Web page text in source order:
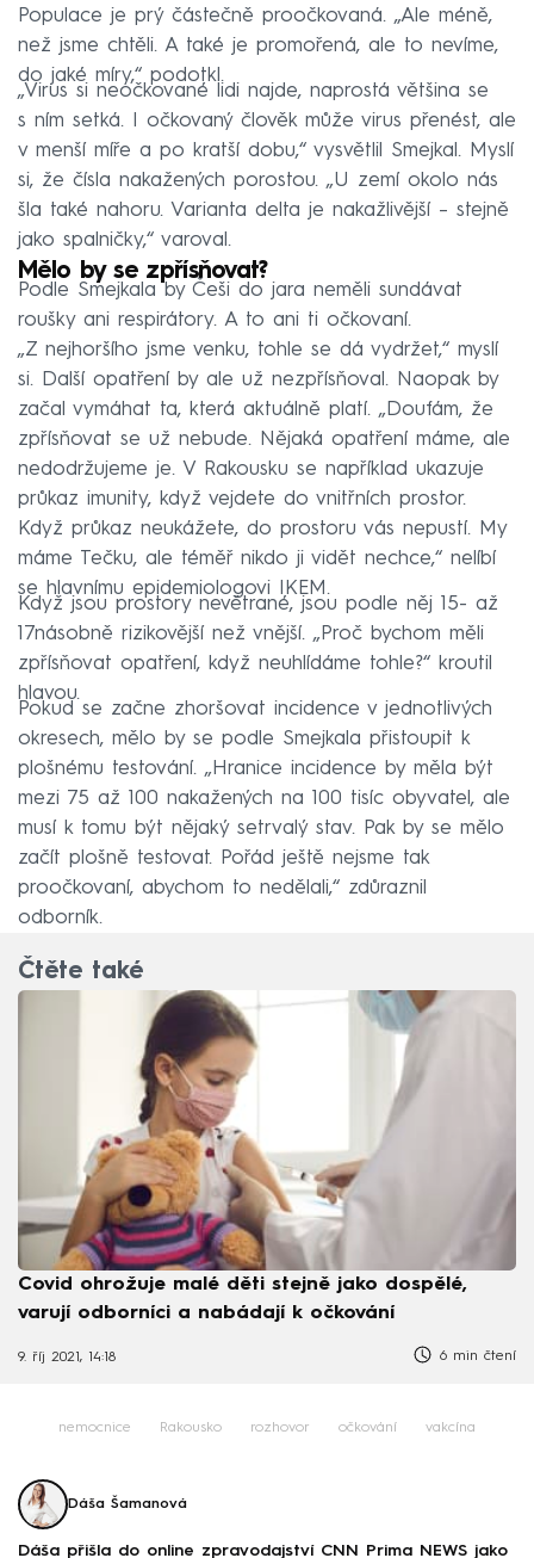
Populace je prý částečně proočkovaná. „Ale méně,
než jsme chtěli. A také je promořená, ale to nevíme,
do jaké míry,“ podotkl.
„Virus si neočkované lidi najde, naprostá většina se
s ním setká. I očkovaný člověk může virus přenést, ale
v menší míře a po kratší dobu,“ vysvětlil Smejkal. Myslí
si, že čísla nakažených porostou. „U zemí okolo nás
šla také nahoru. Varianta delta je nakažlivější – stejně
jako spalničky,“ varoval.
Mělo by se zpřísňovat?
Podle Smejkala by Češi do jara neměli sundávat
roušky ani respirátory. A to ani ti očkovaní.
„Z nejhoršího jsme venku, tohle se dá vydržet,“ myslí
si. Další opatření by ale už nezpřísňoval. Naopak by
začal vymáhat ta, která aktuálně platí. „Doufám, že
zpřísňovat se už nebude. Nějaká opatření máme, ale
nedodržujeme je. V Rakousku se například ukazuje
průkaz imunity, když vejdete do vnitřních prostor.
Když průkaz neukážete, do prostoru vás nepustí. My
máme Tečku, ale téměř nikdo ji vidět nechce,“ nelíbí
se hlavnímu epidemiologovi IKEM.
Když jsou prostory nevětrané, jsou podle něj 15- až
17násobně rizikovější než vnější. „Proč bychom měli
zpřísňovat opatření, když neuhlídáme tohle?“ kroutil
hlavou.
Pokud se začne zhoršovat incidence v jednotlivých
okresech, mělo by se podle Smejkala přistoupit k
plošnému testování. „Hranice incidence by měla být
mezi 75 až 100 nakažených na 100 tisíc obyvatel, ale
musí k tomu být nějaký setrvalý stav. Pak by se mělo
začít plošně testovat. Pořád ještě nejsme tak
proočkovaní, abychom to nedělali,“ zdůraznil
odborník.
Čtěte také
Covid ohrožuje malé děti stejně jako dospělé,
varují odborníci a nabádají k očkování
9. říj 2021, 14:18 6 min čtení
nemocnice Rakousko rozhovor očkování vakcína
Dáša Šamanová
Dáša přišla do online zpravodajství CNN Prima NEWS jako